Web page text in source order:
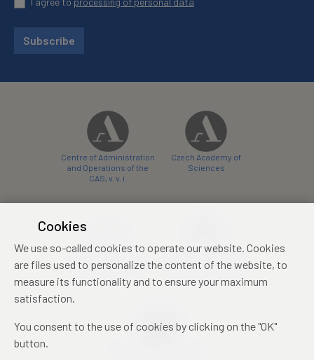
Subscribe
Centre of Administration
and Operations of the
CAS, v. v. i.
Czech Academy of
Sciences
conference centre
konferenční centrum
Cookies
We use so-called cookies to operate our website. Cookies
are files used to personalize the content of the website, to
measure its functionality and to ensure your maximum
satisfaction.
You consent to the use of cookies by clicking on the "OK"
button.